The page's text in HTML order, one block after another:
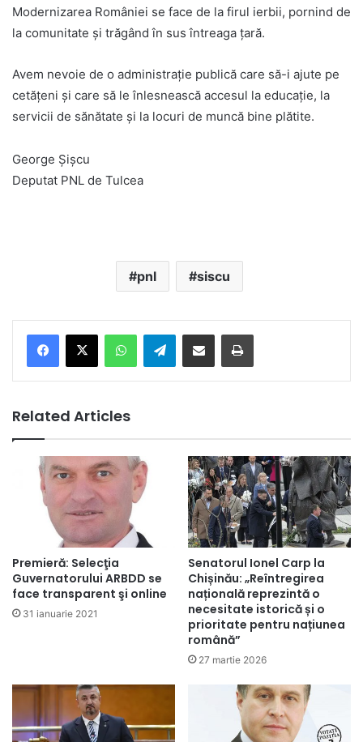
Modernizarea României se face de la firul ierbii, pornind de
la comunitate și trăgând în sus întreaga țară.
Avem nevoie de o administrație publică care să-i ajute pe
cetățeni și care să le înlesnească accesul la educație, la
servicii de sănătate și la locuri de muncă bine plătite.
George Șișcu
Deputat PNL de Tulcea
pnl siscu
Telegram
Related Articles
Premieră: Selecţia
Guvernatorului ARBDD se
face transparent şi online
31 ianuarie 2021
Senatorul Ionel Carp la
Chișinău: „Reîntregirea
națională reprezintă o
necesitate istorică și o
prioritate pentru națiunea
română”
27 martie 2026